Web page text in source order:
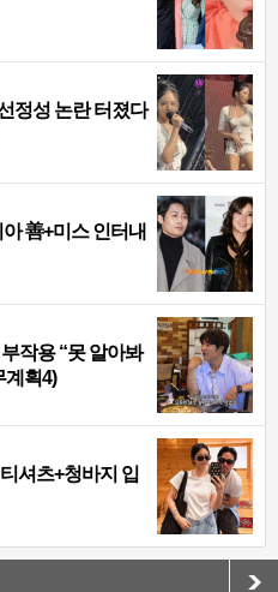
정성 논란 터졌다
아 善+미스 인터내
작용 “못 알아봐
계획4)
셔츠+청바지 입